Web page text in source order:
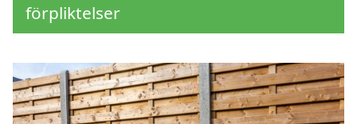
förpliktelser